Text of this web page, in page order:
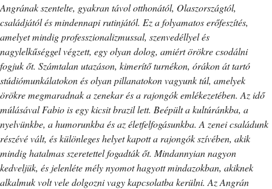
Angrának szentelte, gyakran távol otthonától, Olaszországtól,
családjától és mindennapi rutinjától. Ez a folyamatos erőfeszítés,
amelyet mindig professzionalizmussal, szenvedéllyel és
nagylelkűséggel végzett, egy olyan dolog, amiért örökre csodálni
fogjuk őt. Számtalan utazáson, kimerítő turnékon, órákon át tartó
stúdiómunkálatokon és olyan pillanatokon vagyunk túl, amelyek
örökre megmaradnak a zenekar és a rajongók emlékezetében. Az idő
múlásával Fabio is egy kicsit brazil lett. Beépült a kultúránkba, a
nyelvünkbe, a humorunkba és az életfelfogásunkba. A zenei családunk
részévé vált, és különleges helyet kapott a rajongók szívében, akik
mindig hatalmas szeretettel fogadták őt. Mindannyian nagyon
kedveljük, és jelenléte mély nyomot hagyott mindazokban, akiknek
alkalmuk volt vele dolgozni vagy kapcsolatba kerülni. Az Angrán